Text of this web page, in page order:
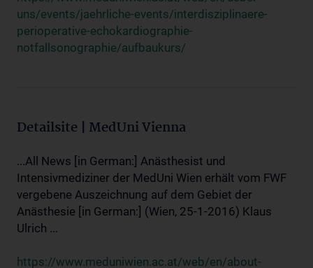
uns/events/jaehrliche-events/interdisziplinaere-
perioperative-echokardiographie-
notfallsonographie/aufbaukurs/
Detailsite | MedUni Vienna
...All News [in German:] Anästhesist und
Intensivmediziner der MedUni Wien erhält vom FWF
vergebene Auszeichnung auf dem Gebiet der
Anästhesie [in German:] (Wien, 25-1-2016) Klaus
Ulrich ...
https://www.meduniwien.ac.at/web/en/about-